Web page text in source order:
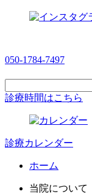
050-1784-7497
診療時間はこちら
診療カレンダー
ホーム
当院について